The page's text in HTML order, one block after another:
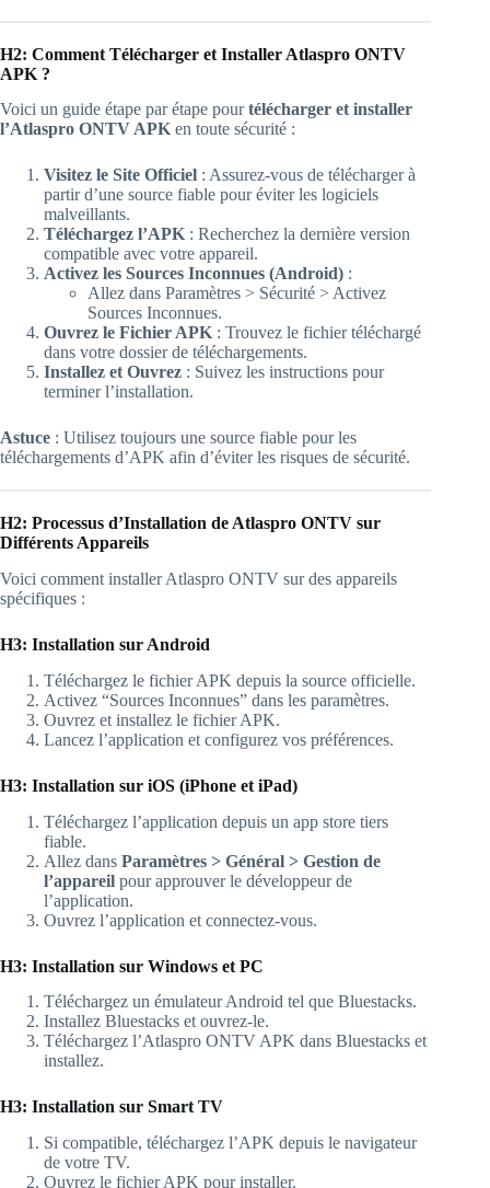
H2: Comment Télécharger et Installer Atlaspro ONTV
APK ?
Voici un guide étape par étape pourtélécharger et installer
l’Atlaspro ONTV APK en toute sécurité :
Visitez le Site Officiel : Assurez-vous de télécharger à
partir d’une source fiable pour éviter les logiciels
malveillants.
Téléchargez l’APK : Recherchez la dernière version
compatible avec votre appareil.
Activez les Sources Inconnues (Android) :
Allez dans Paramètres > Sécurité > Activez
Sources Inconnues.
Ouvrez le Fichier APK : Trouvez le fichier téléchargé
dans votre dossier de téléchargements.
Installez et Ouvrez : Suivez les instructions pour
terminer l’installation.
Astuce : Utilisez toujours une source fiable pour les
téléchargements d’APK afin d’éviter les risques de sécurité.
H2: Processus d’Installation de Atlaspro ONTV sur
Différents Appareils
Voici comment installer Atlaspro ONTV sur des appareils
spécifiques :
H3: Installation sur Android
Téléchargez le fichier APK depuis la source officielle.
Activez “Sources Inconnues” dans les paramètres.
Ouvrez et installez le fichier APK.
Lancez l’application et configurez vos préférences.
H3: Installation sur iOS (iPhone et iPad)
Téléchargez l’application depuis un app store tiers
fiable.
Allez dans Paramètres > Général > Gestion de
l’appareil pour approuver le développeur de
l’application.
Ouvrez l’application et connectez-vous.
H3: Installation sur Windows et PC
Téléchargez un émulateur Android tel que Bluestacks.
Installez Bluestacks et ouvrez-le.
Téléchargez l’Atlaspro ONTV APK dans Bluestacks et
installez.
H3: Installation sur Smart TV
Si compatible, téléchargez l’APK depuis le navigateur
de votre TV.
Ouvrez le fichier APK pour installer.